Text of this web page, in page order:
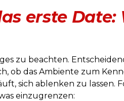
erste Date:
zu beachten.
ob das Ambiente zum
sich ablenken zu lassen.
einzugrenzen: